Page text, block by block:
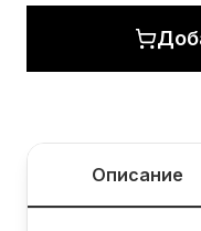
Описание